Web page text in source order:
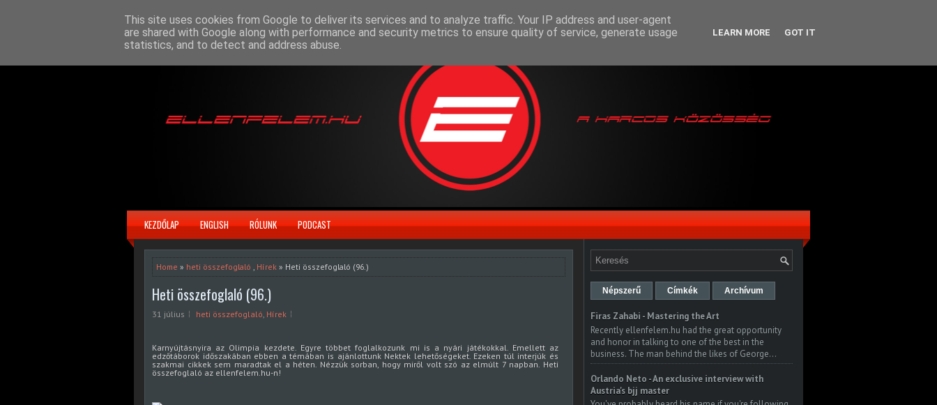
KEZDŐLAP ENGLISH RÓLUNK PODCAST
Home » heti összefoglaló , Hírek » Heti összefoglaló (96.)
Heti összefoglaló (96.)
31 július heti összefoglaló, Hírek
Karnyújtásnyira az Olimpia kezdete. Egyre többet foglalkozunk mi is a nyári játékokkal. Emellett az
edzőtáborok időszakában ebben a témában is ajánlottunk Nektek lehetőségeket. Ezeken túl interjúk és
szakmai cikkek sem maradtak el a héten. Nézzük sorban, hogy miről volt szó az elmúlt 7 napban. Heti
összefoglaló az ellenfelem.hu-n!
Népszerű Címkék Archívum
Firas Zahabi - Mastering the Art
Recently ellenfelem.hu had the great opportunity
and honor in talking to one of the best in the
business. The man behind the likes of George...
Orlando Neto - An exclusive interview with
Austria's bjj master
This site uses cookies from Google to deliver its services and to analyze traffic. Your IP address and user-agent
are shared with Google along with performance and security metrics to ensure quality of service, generate usage
statistics, and to detect and address abuse.
LEARN MORE GOT IT